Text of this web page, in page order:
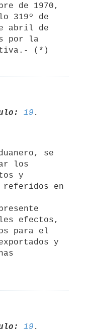
de 1970,
319º de
abril de
por la
19
los
y
referidos en
efectos,
para el
y
19